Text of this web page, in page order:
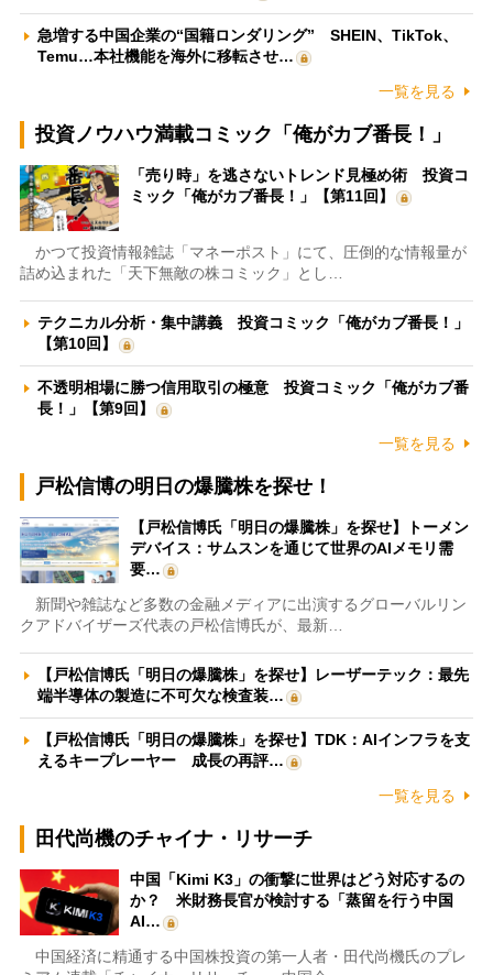
急増する中国企業の“国籍ロンダリング” SHEIN、TikTok、
Temu…本社機能を海外に移転させ…
一覧を見る
投資ノウハウ満載コミック「俺がカブ番長！」
「売り時」を逃さないトレンド見極め術 投資コ
ミック「俺がカブ番長！」【第11回】
かつて投資情報雑誌「マネーポスト」にて、圧倒的な情報量が
詰め込まれた「天下無敵の株コミック」とし…
テクニカル分析・集中講義 投資コミック「俺がカブ番長！」
【第10回】
不透明相場に勝つ信用取引の極意 投資コミック「俺がカブ番
長！」【第9回】
一覧を見る
戸松信博の明日の爆騰株を探せ！
【戸松信博氏「明日の爆騰株」を探せ】トーメン
デバイス：サムスンを通じて世界のAIメモリ需
要…
新聞や雑誌など多数の金融メディアに出演するグローバルリン
クアドバイザーズ代表の戸松信博氏が、最新…
【戸松信博氏「明日の爆騰株」を探せ】レーザーテック：最先
端半導体の製造に不可欠な検査装…
【戸松信博氏「明日の爆騰株」を探せ】TDK：AIインフラを支
えるキープレーヤー 成長の再評…
一覧を見る
田代尚機のチャイナ・リサーチ
中国「Kimi K3」の衝撃に世界はどう対応するの
か？ 米財務長官が検討する「蒸留を行う中国
AI…
中国経済に精通する中国株投資の第一人者・田代尚機氏のプレ